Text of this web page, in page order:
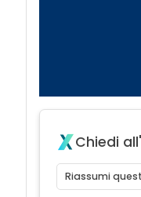
Chiedi
Riassumi